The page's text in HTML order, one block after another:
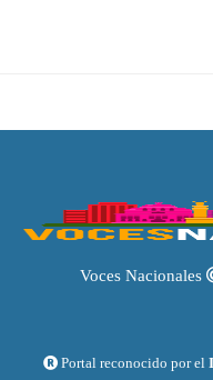
Voces Nacionales
Portal reconocido por el